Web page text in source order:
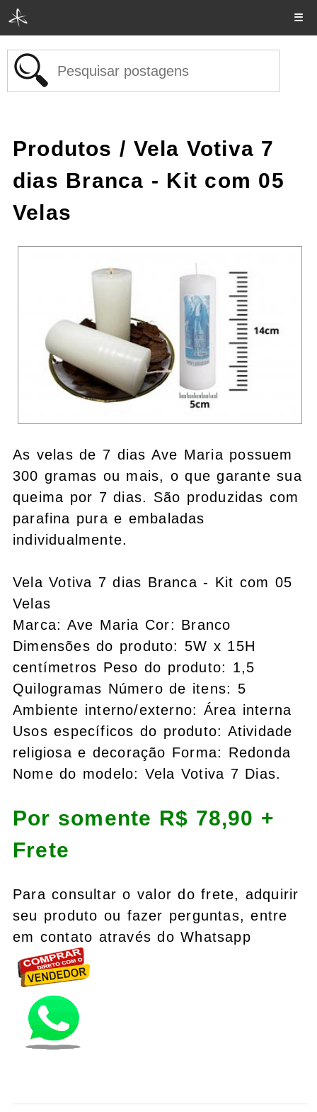
☰
Produtos / Vela Votiva 7
dias Branca - Kit com 05
Velas
As velas de 7 dias Ave Maria possuem
300 gramas ou mais, o que garante sua
queima por 7 dias. São produzidas com
parafina pura e embaladas
individualmente.
Vela Votiva 7 dias Branca - Kit com 05
Velas
Marca: Ave Maria Cor: Branco
Dimensões do produto: 5W x 15H
centímetros Peso do produto: 1,5
Quilogramas Número de itens: 5
Ambiente interno/externo: Área interna
Usos específicos do produto: Atividade
religiosa e decoração Forma: Redonda
Nome do modelo: Vela Votiva 7 Dias.
Por somente R$ 78,90 +
Frete
Para consultar o valor do frete, adquirir
seu produto ou fazer perguntas, entre
em contato através do Whatsapp